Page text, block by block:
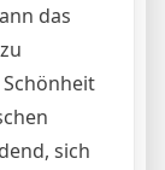
das
sich